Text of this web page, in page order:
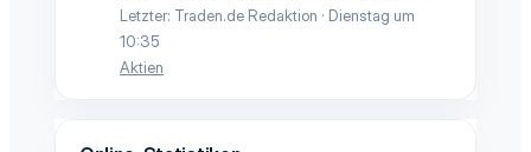
Letzter: Traden.de Redaktion
Dienstag um
10:35
Aktien